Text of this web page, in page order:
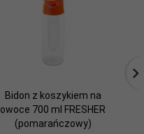
Bidon z koszykiem na
owoce 700 ml FRESHER
(pomarańczowy)